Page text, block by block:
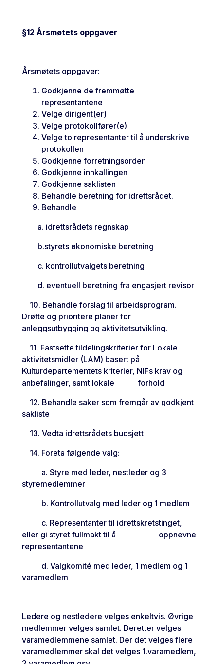
§12 Årsmøtets oppgaver
Årsmøtets oppgaver:
Godkjenne de fremmøtte
representantene
Velge dirigent(er)
Velge protokollfører(e)
Velge to representanter til å underskrive
protokollen
Godkjenne forretningsorden
Godkjenne innkallingen
Godkjenne saklisten
Behandle beretning for idrettsrådet.
Behandle
a. idrettsrådets regnskap
b.styrets økonomiske beretning
c. kontrollutvalgets beretning
d. eventuell beretning fra engasjert revisor
10. Behandle forslag til arbeidsprogram.
Drøfte og prioritere planer for
anleggsutbygging og aktivitetsutvikling.
11. Fastsette tildelingskriterier for Lokale
aktivitetsmidler (LAM) basert på
Kulturdepartementets kriterier, NIFs krav og
anbefalinger, samt lokale forhold
12. Behandle saker som fremgår av godkjent
sakliste
13. Vedta idrettsrådets budsjett
14. Foreta følgende valg:
a. Styre med leder, nestleder og 3
styremedlemmer
b. Kontrollutvalg med leder og 1 medlem
c. Representanter til idrettskretstinget,
eller gi styret fullmakt til å oppnevne
representantene
d. Valgkomité med leder, 1 medlem og 1
varamedlem
Ledere og nestledere velges enkeltvis. Øvrige
medlemmer velges samlet. Deretter velges
varamedlemmene samlet. Der det velges flere
varamedlemmer skal det velges 1.varamedlem,